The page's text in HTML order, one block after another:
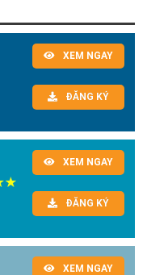
XEM NGAY
ĐĂNG KÝ
XEM NGAY
ĐĂNG KÝ
XEM NGAY